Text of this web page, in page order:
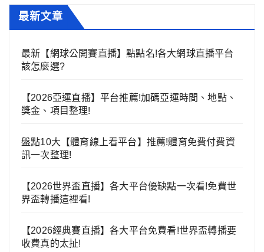
最新文章
最新【網球公開賽直播】點點名!各大網球直播平台
該怎麼選?
【2026亞運直播】平台推薦!加碼亞運時間、地點、
獎金、項目整理!
盤點10大【體育線上看平台】推薦!體育免費付費資
訊一次整理!
【2026世界盃直播】各大平台優缺點一次看!免費世
界盃轉播這裡看!
【2026經典賽直播】各大平台免費看!世界盃轉播要
收費真的太扯!